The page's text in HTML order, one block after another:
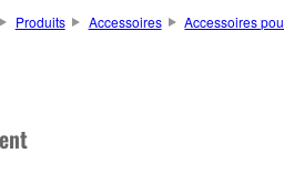
Produits Accessoires Accessoires